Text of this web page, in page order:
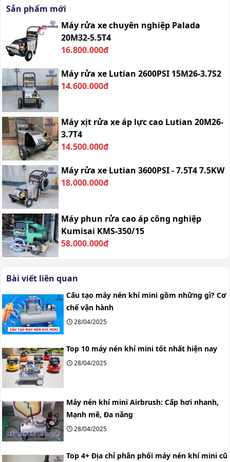
Sản phẩm mới
Máy rửa xe chuyên nghiệp Palada
20M32-5.5T4
16.800.000đ
Máy rửa xe Lutian 2600PSI 15M26-3.7S2
14.600.000đ
Máy xịt rửa xe áp lực cao Lutian 20M26-
3.7T4
14.500.000đ
Máy rửa xe Lutian 3600PSI - 7.5T4 7.5KW
18.000.000đ
Máy phun rửa cao áp công nghiệp
Kumisai KMS-350/15
58.000.000đ
Bài viết liên quan
Cấu tạo máy nén khí mini gồm những gì? Cơ
chế vận hành
28/04/2025
Top 10 máy nén khí mini tốt nhất hiện nay
28/04/2025
Máy nén khí mini Airbrush: Cấp hơi nhanh,
Mạnh mẽ, Đa năng
28/04/2025
Top 4+ Địa chỉ phân phối máy nén khí mini cũ